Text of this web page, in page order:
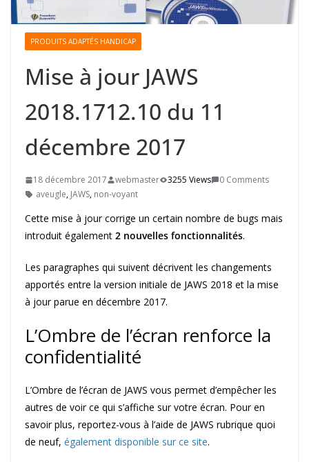
PRODUITS ADAPTÉS HANDICAP
Mise à jour JAWS
2018.1712.10 du 11
décembre 2017
18 décembre 2017 webmaster 3255 Views
0 Comments
aveugle, JAWS, non-voyant
Cette mise à jour corrige un certain nombre de bugs mais
introduit également 2 nouvelles fonctionnalités.
Les paragraphes qui suivent décrivent les changements
apportés entre la version initiale de JAWS 2018 et la mise
à jour parue en décembre 2017.
L’Ombre de l’écran renforce la
confidentialité
L’Ombre de l’écran de JAWS vous permet d’empêcher les
autres de voir ce qui s’affiche sur votre écran. Pour en
savoir plus, reportez-vous à l’aide de JAWS rubrique quoi
de neuf, également disponible sur ce site.